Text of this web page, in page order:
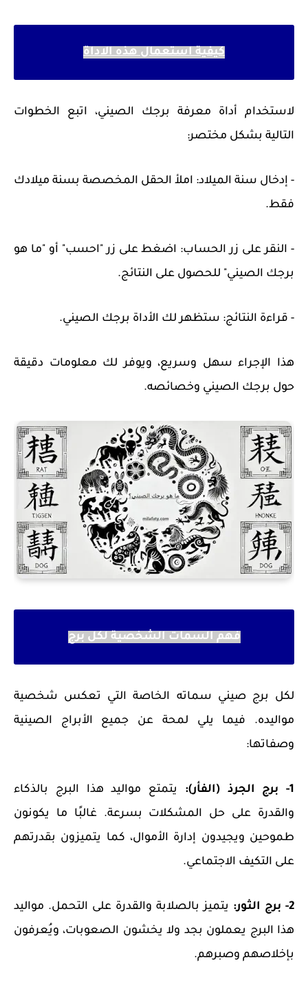
كيفية استعمال هذه الاداة
لاستخدام أداة معرفة برجك الصيني، اتبع الخطوات
التالية بشكل مختصر:
- إدخال سنة الميلاد: املأ الحقل المخصصة بسنة ميلادك
فقط.
- النقر على زر الحساب: اضغط على زر "احسب" أو "ما هو
برجك الصيني" للحصول على النتائج.
- قراءة النتائج: ستظهر لك الأداة برجك الصيني.
هذا الإجراء سهل وسريع، ويوفر لك معلومات دقيقة
حول برجك الصيني وخصائصه.
فهم السمات الشخصية لكل برج
لكل برج صيني سماته الخاصة التي تعكس شخصية
مواليده. فيما يلي لمحة عن جميع الأبراج الصينية
وصفاتها:
1- برج الجرذ (الفأر):
يتمتع مواليد هذا البرج بالذكاء
والقدرة على حل المشكلات بسرعة. غالبًا ما يكونون
طموحين ويجيدون إدارة الأموال، كما يتميزون بقدرتهم
على التكيف الاجتماعي.
2- برج الثور:
يتميز بالصلابة والقدرة على التحمل. مواليد
هذا البرج يعملون بجد ولا يخشون الصعوبات، ويُعرفون
بإخلاصهم وصبرهم.